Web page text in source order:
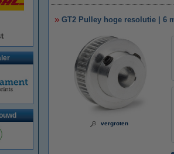
GT2 Pulley hoge resolutie | 6
vergroten